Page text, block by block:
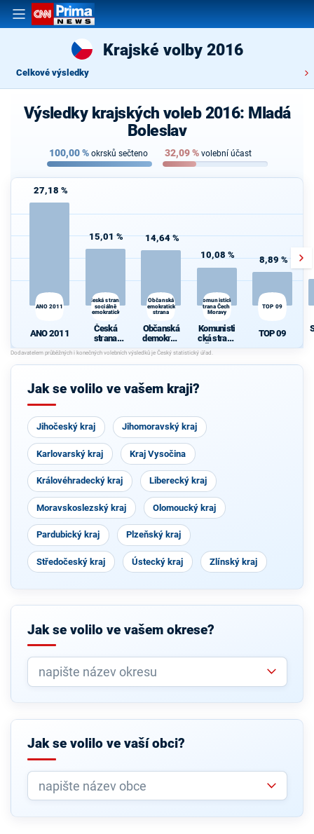
Krajské volby 2016
Celkové výsledky
Výsledky krajských voleb 2016: Mladá
Boleslav
100,00% okrsků sečteno 32,09% volební účast
27,18 %
ANO 2011
ANO 2011
15,01 %
Česká strana
sociálně
demokratická
Česká
strana
sociálně
demokrati
cká
14,64 %
Občanská
demokratická
strana
Občanská
demokrati
cká strana
10,08 %
Komunistická
strana Čech a
Moravy
Komunisti
cká strana
Čech a
Moravy
8,89 %
TOP 09
TOP 09
Jak se volilo ve vašem kraji?
Jihočeský kraj Jihomoravský kraj
Karlovarský kraj Kraj Vysočina
Královéhradecký kraj Liberecký kraj
Moravskoslezský kraj Olomoucký kraj
Pardubický kraj Plzeňský kraj
Středočeský kraj Ústecký kraj Zlínský kraj
Jak se volilo ve vašem okrese?
Jak se volilo ve vaší obci?